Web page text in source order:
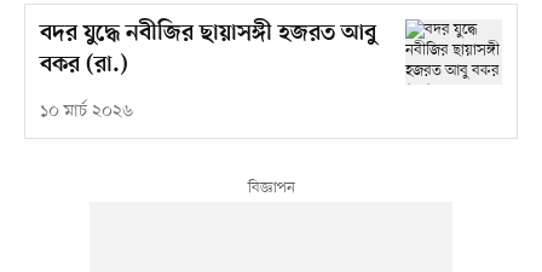
বদর যুদ্ধে নবীজির ছায়াসঙ্গী হজরত আবু
বকর (রা.)
১০ মার্চ ২০২৬